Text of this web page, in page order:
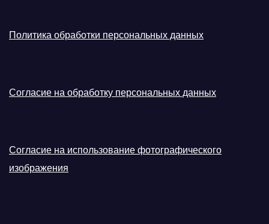
Политика обработки персональных данных
Согласие на обработку персональных данных
Согласие на использование фотографического
изображения